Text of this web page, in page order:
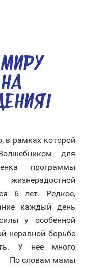
рамках которой
для
программы
6 лет. Редкое,
каждый день
у особенной
неравной борьбе
У нее много
⠀ По словам мамы